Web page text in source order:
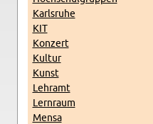
Karls­ru­he
KIT
Kon­zert
Kul­tur
Kunst
Lehr­amt
Lern­raum
Mensa